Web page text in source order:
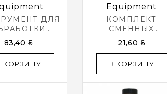
ДЛЯ
CUE
РОЗОВЫЙ
83,40 BYN
КОРЗИНУ
Equipment
КОМПЛЕКТ
СМЕННЫХ
АБРАЗИВНЫХ
ЭЛЕМЕНТОВ ДЛЯ
MATE CUE TIP
TOOL
21,60 BYN
В КОРЗИНУ